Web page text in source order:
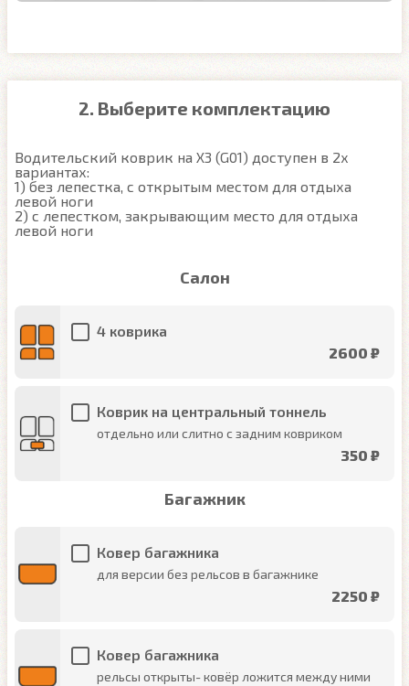
2. Выберите комплектацию
Водительский коврик на X3 (G01) доступен в 2х
вариантах:
1) без лепестка, с открытым местом для отдыха
левой ноги
2) с лепестком, закрывающим место для отдыха
левой ноги
Салон
4 коврика
2600 ₽
Коврик на центральный тоннель
отдельно или слитно с задним ковриком
350 ₽
Багажник
Ковер багажника
для версии без рельсов в багажнике
2250 ₽
Ковер багажника
рельсы открыты- ковёр ложится между ними